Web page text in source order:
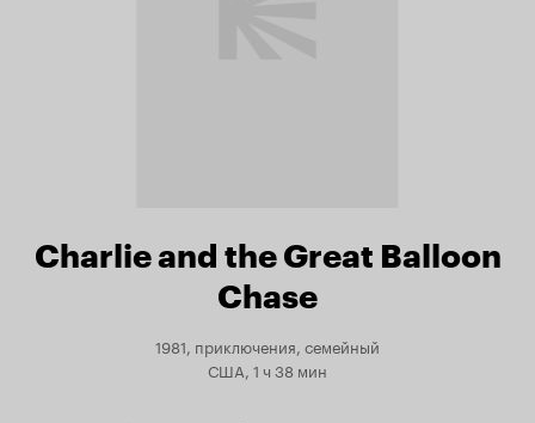
Charlie and the Great Balloon
Chase
1981, приключения, семейный
США, 1 ч 38 мин